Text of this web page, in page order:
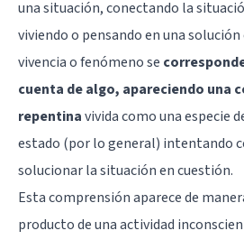
una situación, conectando la
viviendo o pensando en una
vivencia o fenómeno se
cuenta de algo, apareciendo una
repentinavivida como una especie
estado (por lo general) intentando
solucionar la situación en cuestión.
Esta comprensión aparece de
producto de una actividad